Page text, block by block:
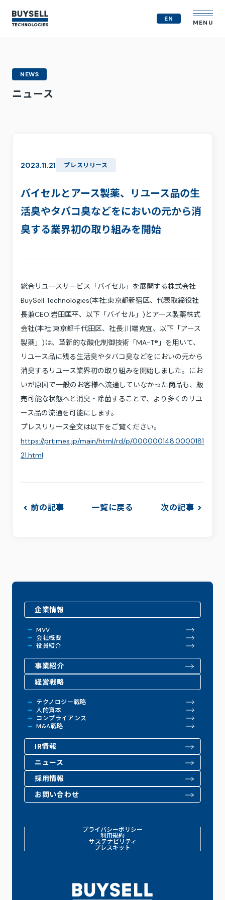
EN MENU
会社概要
人的資本
コンプライアンス体制
IR情報
ニュース
採用情報
サステナビリティ
プレスキット
NEWS
ニュース
2023.11.21 プレスリリース
バイセルとアース製薬、リユース品の生
活臭やタバコ臭などをにおいの元から消
臭する業界初の取り組みを開始
総合リユースサービス「バイセル」を展開する株式会社
BuySell Technologies(本社:東京都新宿区、代表取締役社
長兼CEO:岩田匡平、以下「バイセル」)とアース製薬株式
会社(本社:東京都千代田区、社長:川端克宜、以下「アース
製薬」)は、革新的な酸化制御技術「MA-T®」を用いて、
リユース品に残る生活臭やタバコ臭などをにおいの元から
消臭するリユース業界初の取り組みを開始しました。にお
いが原因で一般のお客様へ流通していなかった商品も、販
売可能な状態へと消臭・除菌することで、より多くのリユ
ース品の流通を可能にします。
プレスリリース全文は以下をご覧ください。
https://prtimes.jp/main/html/rd/p/000000148.0000181
21.html
一覧に戻る
前の記事 次の記事
企業情報
MVV
会社概要
役員紹介
事業紹介
経営戦略
テクノロジー戦略
人的資本
コンプライアンス
M&A戦略
IR情報
ニュース
採用情報
お問い合わせ
プライバシーポリシー
利用規約
サステナビリティ
プレスキット